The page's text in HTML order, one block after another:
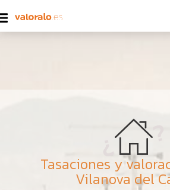
Tasaciones y
Vilanova del